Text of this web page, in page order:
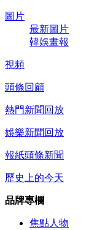
圖片
最新圖片
韓娛畫報
視頻
頭條回顧
熱門新聞回放
娛樂新聞回放
報紙頭條新聞
歷史上的今天
品牌專欄
焦點人物